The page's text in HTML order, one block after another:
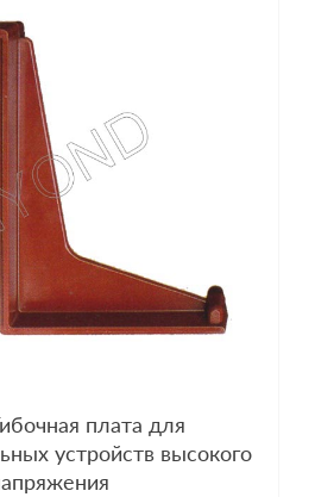
плата для
устройств высокого